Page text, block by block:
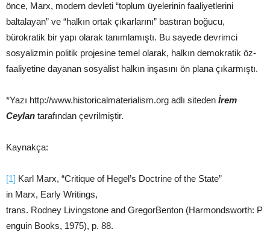
önce, Marx, modern devleti “toplum üyelerinin faaliyetlerini
baltalayan” ve “halkın ortak çıkarlarını” bastıran boğucu,
bürokratik bir yapı olarak tanımlamıştı. Bu sayede devrimci
sosyalizmin politik projesine temel olarak, halkın demokratik öz-
faaliyetine dayanan sosyalist halkın inşasını ön plana çıkarmıştı.
*Yazı http://www.historicalmaterialism.org adlı siteden İrem
Ceylan tarafından çevrilmiştir.
Kaynakça:
[1] Karl Marx, “Critique of Hegel’s Doctrine of the State”
in Marx, Early Writings,
trans. Rodney Livingstone and GregorBenton (Harmondsworth: P
enguin Books, 1975), p. 88.